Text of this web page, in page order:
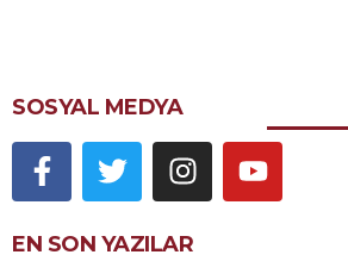
SOSYAL MEDYA
EN SON YAZILAR